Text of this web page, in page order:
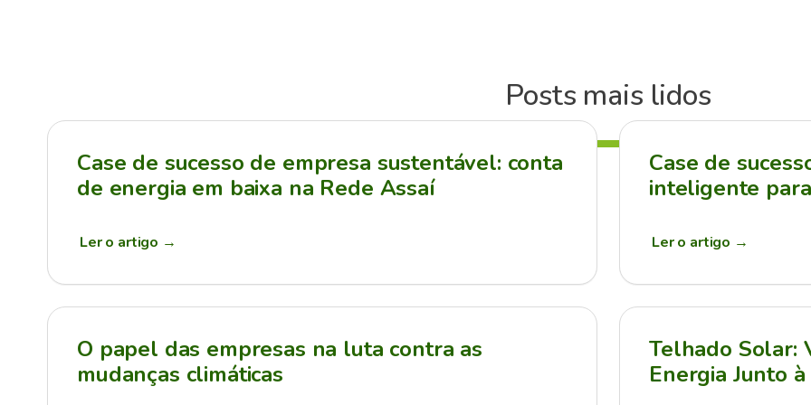
Posts mais lidos
Case de sucesso de empresa sustentável: conta
de energia em baixa na Rede Assaí
Ler o artigo →
Case de
inteligente
Ler o artigo →
O papel das empresas na luta contra as
mudanças climáticas
Telhado Solar:
Energia Junto